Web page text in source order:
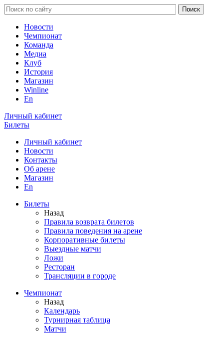
Новости
Чемпионат
Команда
Медиа
Клуб
История
Магазин
Winline
En
Личный кабинет
Билеты
Личный кабинет
Новости
Контакты
Об арене
Магазин
En
Билеты
Назад
Правила возврата билетов
Правила поведения на арене
Корпоративные билеты
Выездные матчи
Ложи
Ресторан
Трансляции в городе
Чемпионат
Назад
Календарь
Турнирная таблица
Матчи